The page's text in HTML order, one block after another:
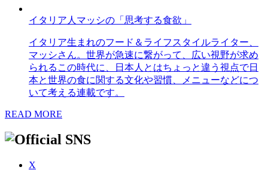
イタリア人マッシの「思考する食欲」
イタリア生まれのフード＆ライフスタイルライター、
マッシさん。世界が急速に繋がって、広い視野が求め
られるこの時代に、日本人とはちょっと違う視点で日
本と世界の食に関する文化や習慣、メニューなどにつ
いて考える連載です。
READ MORE
X